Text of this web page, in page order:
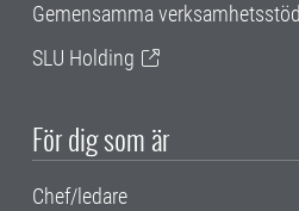
Gemensamma
SLU Holding
För dig som är
Chef/ledare